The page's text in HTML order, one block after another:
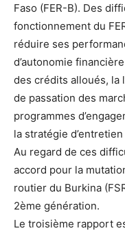
Faso (FER-B). Des
fonctionnement du
réduire ses
d’autonomie
des crédits alloués, la
de passation des
programmes
la stratégie
Au regard de ces
accord pour la
routier du Burkina
2ème génération.
Le troisième rapport